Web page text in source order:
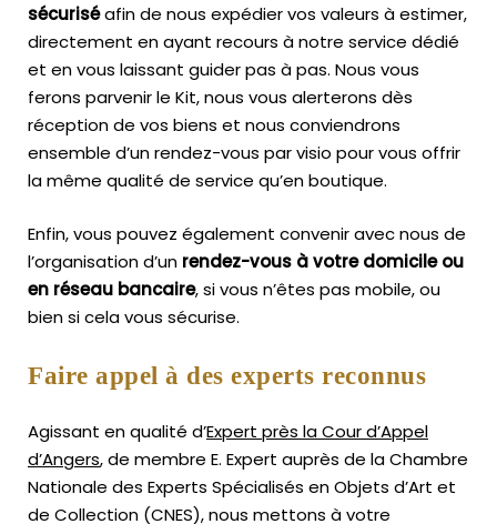
sécuriséafin de nous expédier vos valeurs à estimer,
directement en ayant recours à notre service dédié
et en vous laissant guider pas à pas. Nous vous
ferons parvenir le Kit, nous vous alerterons dès
réception de vos biens et nous conviendrons
ensemble d’un rendez-vous par visio pour vous offrir
la même qualité de service qu’en boutique.
Enfin, vous pouvez également convenir avec nous de
l’organisation d’un rendez-vous à votre domicile ou
en réseau bancaire, si vous n’êtes pas mobile, ou
bien si cela vous sécurise.
Faire appel à des experts reconnus
Agissant en qualité d’Expert près la Cour d’Appel
d’Angers, de membre E. Expert auprès de laChambre
Nationale des Experts Spécialisés en Objets d’Art et
de Collection (CNES),nous mettons à votre